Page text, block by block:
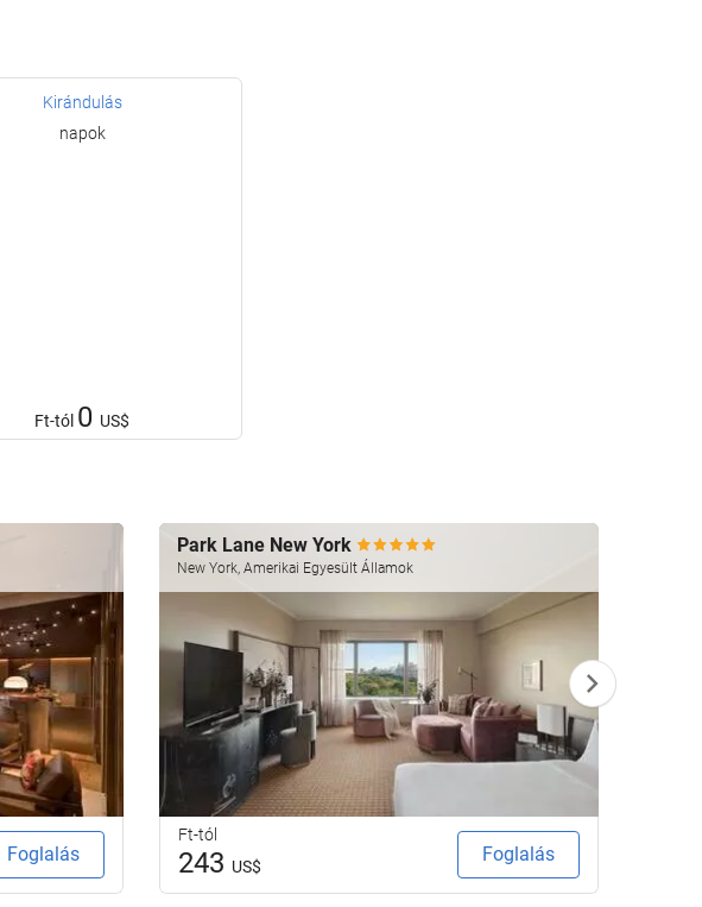
Kirándulás
napok
Ft-tól 0 US$
Foglalás
Park Lane New York
New York, Amerikai Egyesült Államok
Ft-tól
243 US$
Foglalás